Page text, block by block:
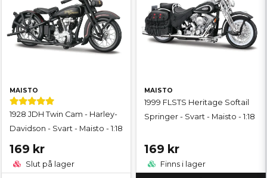
MAISTO
1928 JDH Twin Cam - Harley-
Davidson - Svart - Maisto - 1:18
169 kr
Slut på lager
MAISTO
1999 FLSTS Heritage Softail
Springer - Svart - Maisto - 1:18
169 kr
Finns i lager